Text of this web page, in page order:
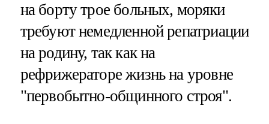
на борту трое больных, моряки
требуют немедленной репатриации
на родину, так как на
рефрижераторе жизнь на уровне
"первобытно-общинного строя".